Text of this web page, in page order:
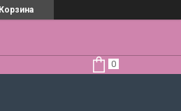
Корзина